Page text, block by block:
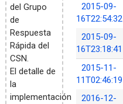
del Grupo
de
Respuesta
Rápida del
CSN.
El detalle de
la
implementación
2015-09-
16T22:54:32
2015-09-
16T23:18:41
2015-11-
11T02:46:19
2016-12-